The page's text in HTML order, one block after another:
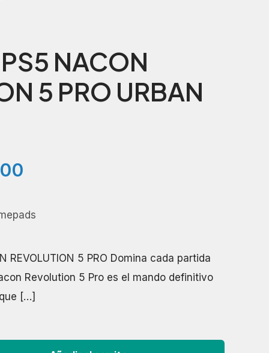
NACON
5 PRO URBAN
actual
REVOLUTION 5 PRO Domina cada partida
Revolution 5 Pro es el mando definitivo
[…]